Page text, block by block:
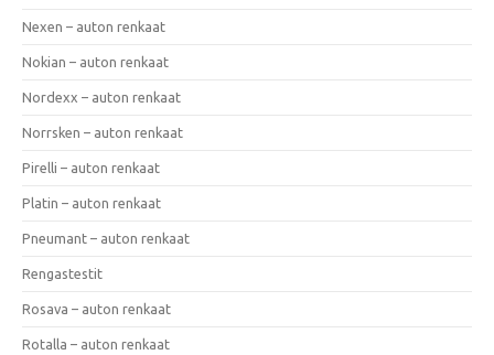
Nexen – auton renkaat
Nokian – auton renkaat
Nordexx – auton renkaat
Norrsken – auton renkaat
Pirelli – auton renkaat
Platin – auton renkaat
Pneumant – auton renkaat
Rengastestit
Rosava – auton renkaat
Rotalla – auton renkaat